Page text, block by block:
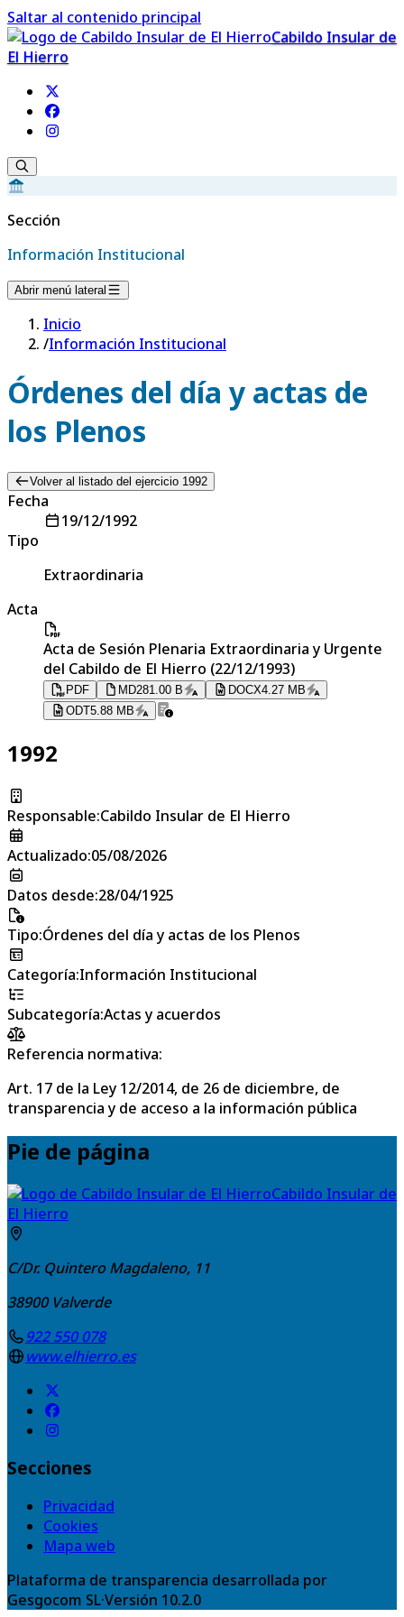
Saltar al contenido principal
Cabildo Insular de
El Hierro
Sección
Información Institucional
Abrir menú lateral
Inicio
/Información Institucional
Órdenes del día y actas de
los Plenos
Volver al listado del ejercicio 1992
Fecha
19/12/1992
Tipo
Extraordinaria
Acta
Acta de Sesión Plenaria Extraordinaria y Urgente
del Cabildo de El Hierro (22/12/1993)
PDF MD281.00 B DOCX4.27 MB
ODT5.88 MB
1992
Responsable:Cabildo Insular de El Hierro
Actualizado:05/08/2026
Datos desde:28/04/1925
Tipo:Órdenes del día y actas de los Plenos
Categoría:Información Institucional
Subcategoría:Actas y acuerdos
Referencia normativa:
Art. 17 de la Ley 12/2014, de 26 de diciembre, de
transparencia y de acceso a la información pública
Pie de página
Cabildo Insular de
El Hierro
C/Dr. Quintero Magdaleno, 11
38900 Valverde
922 550 078
www.elhierro.es
Secciones
Privacidad
Cookies
Mapa web
Plataforma de transparencia desarrollada por
Gesgocom SL·Versión 10.2.0